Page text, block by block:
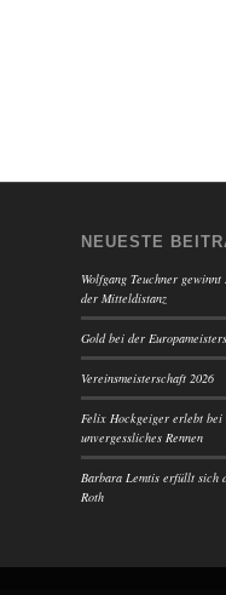
NEUESTE
Wolfgang Teuchner
der Mitteldistanz
Gold bei der
Vereinsmeisterschaft 2026
Felix Hockgeiger erlebt bei
unvergessliches Rennen
Barbara Lemtis erfüllt sich
Roth